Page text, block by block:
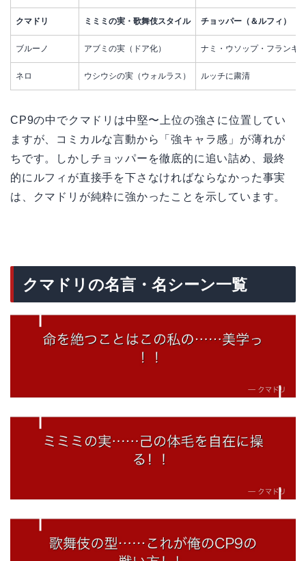
クマドリ ミミミの実・歌舞伎スタイル チョッパー（＆ルフィ）
ブルーノ アブミの実（ドア化） ナミ・ウソップ・フランキ
ネロ ウシウシの実（ウォルラス） ルッチに粛清
CP9の中でクマドリは中堅〜上位の強さに位置してい
ますが、コミカルな言動から「強キャラ感」が薄れが
ちです。しかしチョッパーを徹底的に追い詰め、最終
的にルフィが直接手を下さなければならなかった事実
は、クマドリが純粋に強かったことを示しています。
クマドリの名言・名シーン一覧